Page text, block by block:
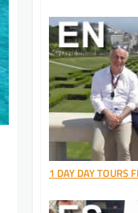
1 DAY DAY TOURS